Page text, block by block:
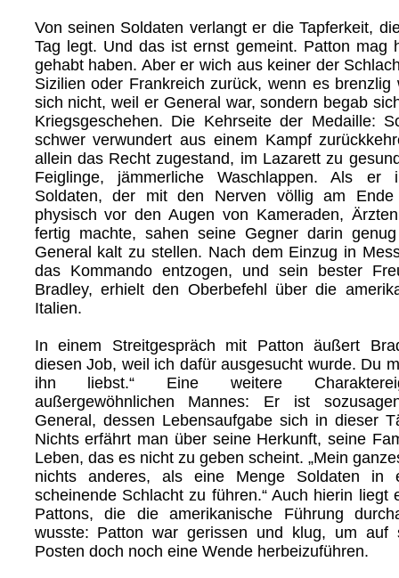
Von seinen Soldaten verlangt er die Tapferkeit,
Tag legt. Und das ist ernst gemeint. Patton mag
gehabt haben. Aber er wich aus keiner der
Sizilien oder Frankreich zurück, wenn es brenzlig
sich nicht, weil er General war, sondern begab
Kriegsgeschehen. Die Kehrseite der Medaille:
schwer verwundert aus einem Kampf
allein das Recht zugestand, im Lazarett zu
Feiglinge, jämmerliche Waschlappen. Als er
Soldaten, der mit den Nerven völlig am
physisch vor den Augen von Kameraden,
fertig machte, sahen seine Gegner darin
General kalt zu stellen. Nach dem Einzug in
das Kommando entzogen, und sein bester
Bradley, erhielt den Oberbefehl über die
Italien.
In einem Streitgespräch mit Patton äußert
diesen Job, weil ich dafür ausgesucht wurde. Du
ihn liebst.“ Eine weitere
außergewöhnlichen Mannes: Er ist
General, dessen Lebensaufgabe sich in dieser
Nichts erfährt man über seine Herkunft, seine
Leben, das es nicht zu geben scheint. „Mein
nichts anderes, als eine Menge Soldaten in
scheinende Schlacht zu führen.“ Auch hierin liegt
Pattons, die die amerikanische Führung
wusste: Patton war gerissen und klug, um auf
Posten doch noch eine Wende herbeizuführen.